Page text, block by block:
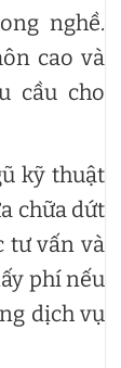
nghề.
cao và
cầu cho
kỹ thuật
chữa dứt
tư vấn và
phí nếu
dịch vụ